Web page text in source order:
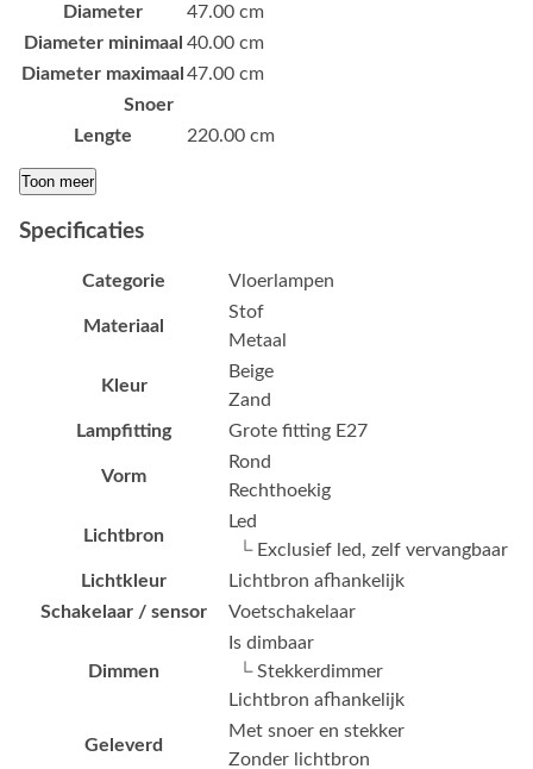
Diameter
47.00 cm
Diameter minimaal 40.00 cm
Diameter maximaal47.00 cm
Snoer
Lengte
220.00 cm
Toon meer
Specificaties
Categorie Vloerlampen
Materiaal
Stof
Metaal
Kleur
Beige
Zand
Lampfitting
Grote fitting E27
Vorm
Rond
Rechthoekig
Lichtbron
Led
└ Exclusief led, zelf vervangbaar
Lichtkleur
Lichtbron afhankelijk
Schakelaar / sensor
Voetschakelaar
Dimmen
Is dimbaar
└ Stekkerdimmer
Lichtbron afhankelijk
Geleverd
Met snoer en stekker
Zonder lichtbron